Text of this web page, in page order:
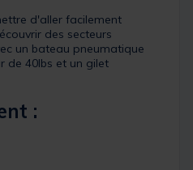
d'aller facilement
des secteurs
un bateau pneumatique
de 40lbs et un gilet
: